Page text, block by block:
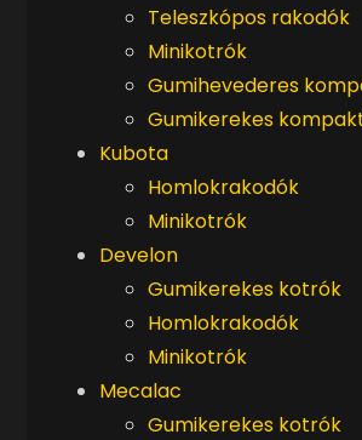
Teleszkópos rakodók
Minikotrók
Gumihevederes
Gumikerekes
Kubota
Homlokrakodók
Minikotrók
Develon
Gumikerekes kotrók
Homlokrakodók
Minikotrók
Mecalac
Gumikerekes kotrók